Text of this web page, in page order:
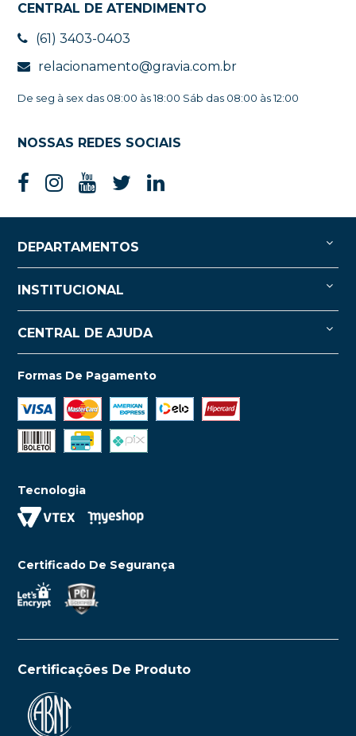
CENTRAL DE ATENDIMENTO
(61) 3403-0403
relacionamento@gravia.com.br
De seg à sex das 08:00 às 18:00 Sáb das 08:00 às 12:00
NOSSAS REDES SOCIAIS
DEPARTAMENTOS
INSTITUCIONAL
CENTRAL DE AJUDA
Formas De Pagamento
Tecnologia
Certificado De Segurança
Certificações De Produto